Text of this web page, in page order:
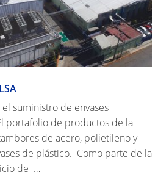
el suministro de envases
portafolio de productos de la
de acero, polietileno y
de plástico. Como parte de la
de …